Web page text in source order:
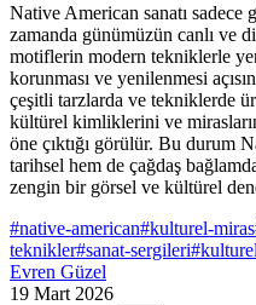
Native American sanatı sadece
zamanda günümüzün canlı ve
motiflerin modern tekniklerle
korunması ve yenilenmesi
çeşitli tarzlarda ve tekniklerde
kültürel kimliklerini ve
öne çıktığı görülür. Bu durum
tarihsel hem de çağdaş
zengin bir görsel ve kültürel
#native-american#kulturel-miras
teknikler#sanat-sergileri#
Evren Güzel
19 Mart 2026